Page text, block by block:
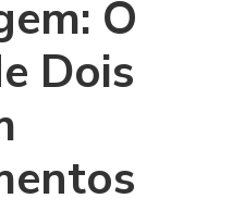
O
Dois